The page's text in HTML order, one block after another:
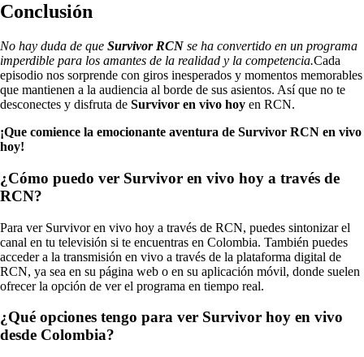
Conclusión
No hay duda de que Survivor RCN se ha convertido en un programa
imperdible para los amantes de la realidad y la competencia.Cada
episodio nos sorprende con giros inesperados y momentos memorables
que mantienen a la audiencia al borde de sus asientos. Así que no te
desconectes y disfruta de Survivor en vivo hoy en RCN.
¡Que comience la emocionante aventura de Survivor RCN en vivo
hoy!
¿Cómo puedo ver Survivor en vivo hoy a través de
RCN?
Para ver Survivor en vivo hoy a través de RCN, puedes sintonizar el
canal en tu televisión si te encuentras en Colombia. También puedes
acceder a la transmisión en vivo a través de la plataforma digital de
RCN, ya sea en su página web o en su aplicación móvil, donde suelen
ofrecer la opción de ver el programa en tiempo real.
¿Qué opciones tengo para ver Survivor hoy en vivo
desde Colombia?